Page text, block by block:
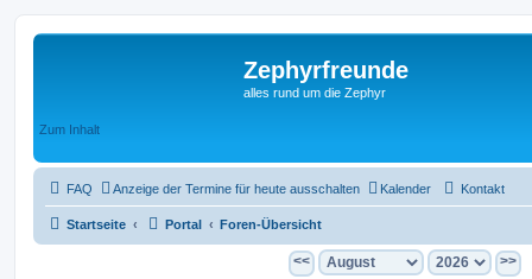
Zephyrfreunde
alles rund um die Zephyr
Zum Inhalt
FAQ Anzeige der Termine für heute ausschalten Kalender Kontakt
Startseite Portal Foren-Übersicht
<< >>